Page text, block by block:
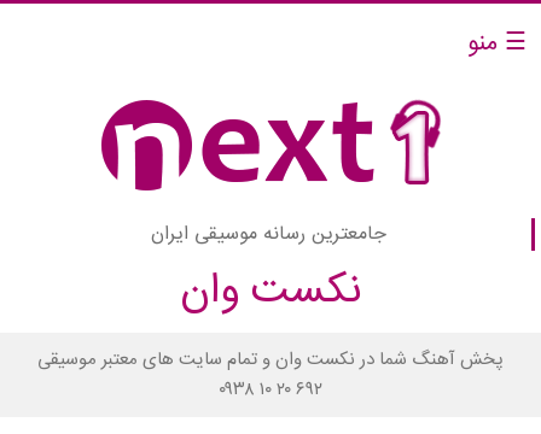
☰ منو
جامعترین رسانه موسیقی ایران
نکست وان
پخش آهنگ شما در نکست وان و تمام سایت های معتبر موسیقی
۰۹۳۸ ۱۰ ۲۰ ۶۹۲